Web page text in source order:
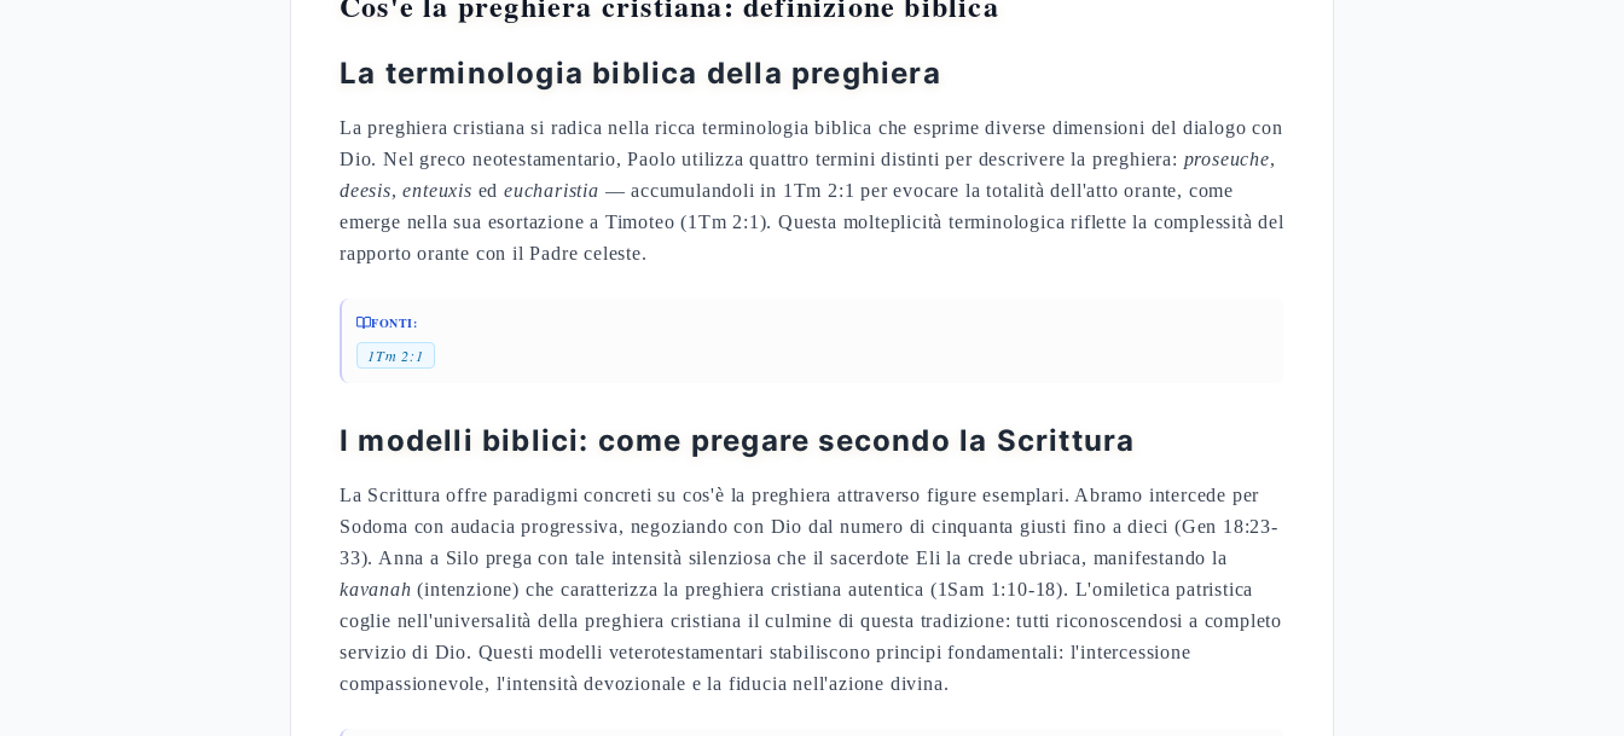
La terminologia biblica della preghiera
La preghiera cristiana si radica nella ricca terminologia biblica che esprime diverse dimensioni del dialogo con
Dio. Nel greco neotestamentario, Paolo utilizza quattro termini distinti per descrivere la preghiera: proseuche,
deesis,enteuxis edeucharistia — accumulandoli in 1Tm 2:1 per evocare la totalità dell'atto orante, come
emerge nella sua esortazione a Timoteo (1Tm 2:1). Questa molteplicità terminologica riflette la complessità del
rapporto orante con il Padre celeste.
FONTI:
1Tm 2:1
I modelli biblici: come pregare secondo la Scrittura
La Scrittura offre paradigmi concreti su cos'è la preghiera attraverso figure esemplari. Abramo intercede per
Sodoma con audacia progressiva, negoziando con Dio dal numero di cinquanta giusti fino a dieci (Gen 18:23-
33). Anna a Silo prega con tale intensità silenziosa che il sacerdote Eli la crede ubriaca, manifestando la
kavanah (intenzione) che caratterizza la preghiera cristiana autentica (1Sam 1:10-18). L'omiletica patristica
coglie nell'universalità della preghiera cristiana il culmine di questa tradizione: tutti riconoscendosi a completo
servizio di Dio. Questi modelli veterotestamentari stabiliscono principi fondamentali: l'intercessione
compassionevole, l'intensità devozionale e la fiducia nell'azione divina.